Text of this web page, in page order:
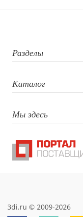
Разделы
Каталог
Мы здесь
3di.ru © 2009-2026